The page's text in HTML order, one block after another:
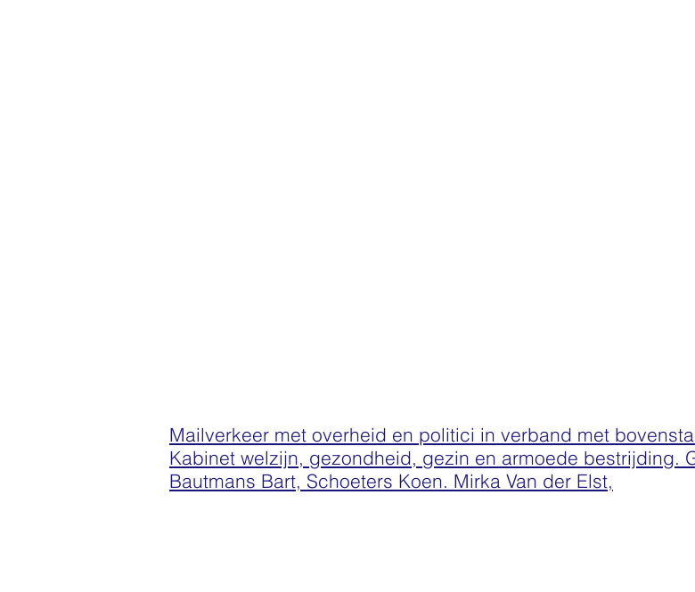
Mailverkeer met overheid en politici in verband met
Kabinet welzijn, gezondheid, gezin en armoede bestrijding.
Bautmans Bart, Schoeters Koen. Mirka Van der Elst,